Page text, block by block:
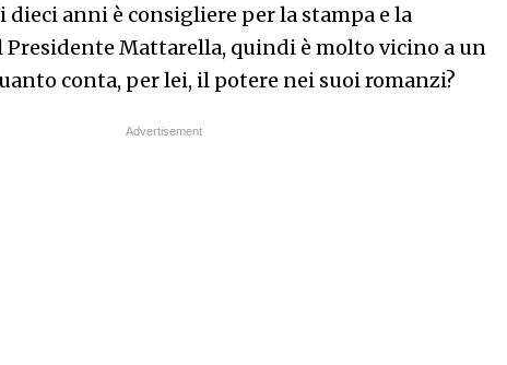
dieci anni è consigliere per la stampa e la
Presidente Mattarella, quindi è molto vicino a un
conta, per lei, il potere nei suoi romanzi?